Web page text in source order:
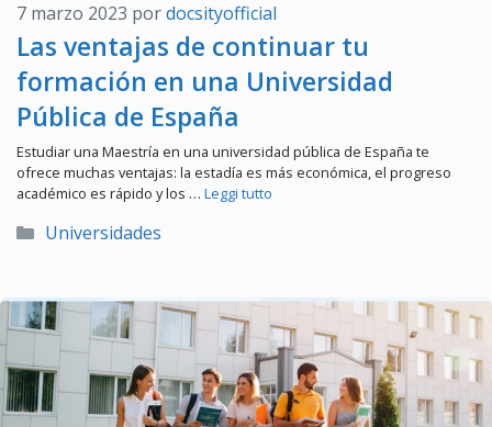
Las ventajas de continuar tu
formación en una Universidad
Pública de España
7 marzo 2023 pordocsityofficial
Estudiar una Maestría en una universidad pública de España te
ofrece muchas ventajas: la estadía es más económica, el progreso
académico es rápido y los … Leggi tutto
Categorías
Universidades